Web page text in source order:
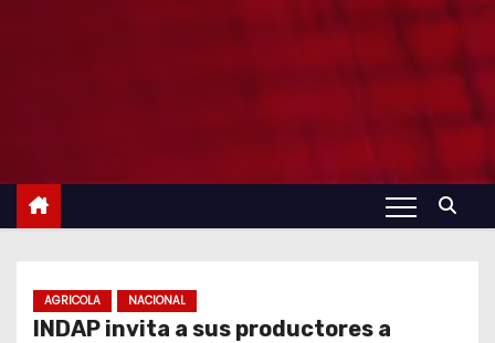
AGRICOLA NACIONAL
INDAP invita a sus productores a